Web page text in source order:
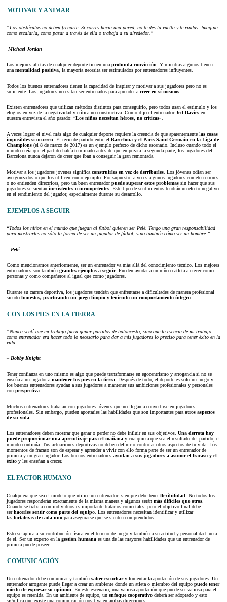
MOTIVAR Y ANIMAR
“Los obstáculos no deben frenarte. Si corres hacia una pared, no te des la vuelta y te rindas. Imagina
como escalarla, como pasar a través de ella o trabaja a su alrededor.”
-Michael Jordan
Los mejores atletas de cualquier deporte tienen una profunda convicción . Y mientras algunos tienen
una mentalidad positiva , la mayoría necesita ser estimulados por entrenadores influyentes.
Todos los buenos entrenadores tienen la capacidad de inspirar y motivar a sus jugadores pero no es
suficiente. Los jugadores necesitan ser entrenados para aprender a creer en sí mismos
Existen entrenadores que utilizan métodos distintos para conseguirlo, pero todos usan el estímulo y los
elogios en vez de la negatividad y crítica no constructiva. Como dijo el entrenadorJed Davies en
nuestra entrevista el año pasado: “Los niños necesitan héroes, no críticas«.
A veces lograr el nivel más algo de cualquier deporte requiere la creencia de que aparentemente las cosas
imposibles si ocurren . El reciente partido entre el Barcelona y el Paris Saint-Germain en la Liga de
Champions (el 8 de marzo de 2017) es un ejemplo perfecto de dicho escenario. Incluso cuando todo el
mundo creía que el partido había terminado antes de que empezara la segunda parte, los jugadores del
Barcelona nunca dejaron de creer que iban a conseguir la gran remontada.
Motivar a los jugadores jóvenes significa construirles en vez de derribarles . Los jóvenes odian ser
avergonzados o que los utilicen como ejemplo. Por supuesto, a veces algunos jugadores cometen errores
o no entienden directrices, pero un buen entrenadorpuede superar estos problemas sin hacer que sus
jugadores se sientan inexistentes o incompetentes . Este tipo de sentimientos tendrán un efecto negativo
en el rendimiento del jugador, especialmente durante su desarrollo.
EJEMPLOS A SEGUIR
“Todos los niños en el mundo que juegan al fútbol quieren ser Pelé. Tengo una gran responsabilidad
para mostrarles no sólo la forma de ser un jugador de fútbol, sino también cómo ser un hombre.”
– Pelé
Como mencionamos anteriormente, ser un entrenador va más allá del conocimiento técnico. Los mejores
entrenadores son también grandes ejemplos a seguir. Pueden ayudar a un niño o atleta a crecer como
personas y como compañeros al igual que como jugadores.
Durante su carrera deportiva, los jugadores tendrán que enfrentarse a dificultades de manera profesional
siendo honestos, practicando un juego limpio y teniendo un comportamiento íntegro
CON LOS PIES EN LA TIERRA
“Nunca sentí que mi trabajo fuera ganar partidos de baloncesto, sino que la esencia de mi trabajo
como entrenador era hacer todo lo necesario para dar a mis jugadores lo preciso para tener éxito en la
vida.”
– Bobby Knight
Tener confianza en uno mismo es algo que puede transformarse en egocentrismo y arrogancia si no se
enseña a un jugador amantener los pies en la tierra. Después de todo, el deporte es solo un juego y
los buenos entrenadores ayudan a sus jugadores a mantener sus ambiciones profesionales y personales
con perspectiva.
Muchos entrenadores trabajan con jugadores jóvenes que no llegan a convertirse en jugadores
profesionales. Sin embargo, pueden aportarles las habilidades que son importantes paraotros aspectos
de su vida.
Los entrenadores deben mostrar que ganar o perder no debe influir en sus objetivos. Una derrota hoy
puede proporcionar una aprendizaje para el mañana y cualquiera que sea el resultado del partido, el
mundo continúa. Tus actuaciones deportivas no deben definir o controlar otros aspectos de tu vida. Los
momentos de fracaso son de esperar y aprender a vivir con ello forma parte de ser un entrenador de
primera y un gran jugador. Los buenos entrenadores ayudan a sus jugadores a asumir el fracaso y el
éxito y les enseñan a crecer.
EL FACTOR HUMANO
Cualquiera que sea el modelo que utilice un entrenador, siempre debe tenerflexibilidad . No todos los
jugadores responderán exactamente de la misma manera y algunos serán más difíciles que otros
Cuando se trabaja con individuos es importante tratarlos como tales, pero el objetivo final debe
serhacerles sentir como parte del equipo . Los entrenadores necesitan identificar y utilizar
las fortalezas de cada uno para asegurarse que se sienten comprendidos.
Esto se aplica a su contribución física en el terreno de juego y también a su actitud y personalidad fuera
de el. Ser un experto en la gestión humana es una de las mayores habilidades que un entrenador de
primera puede poseer.
COMUNICACIÓN
Un entrenador debe comunicar y también saber escuchary fomentar la aportación de sus jugadores. Un
entrenador arrogante puede llegar a crear un ambiente donde un atleta o miembro del equipo puede tener
miedo de expresar su opinión . En este escenario, una valiosa aportación que puede ser valiosa para el
equipo es retenida. En un ambiente de equipo, un enfoque cooperativo deberá ser adoptado y esto
significa que existe una comunicación positiva en ambas direcciones.